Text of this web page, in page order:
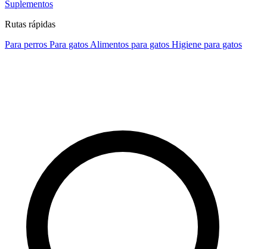
Suplementos
Rutas rápidas
Para perros Para gatos Alimentos para gatos Higiene para gatos